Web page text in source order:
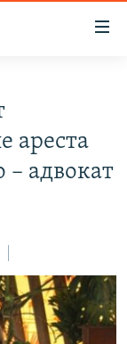
ареста
адвокат